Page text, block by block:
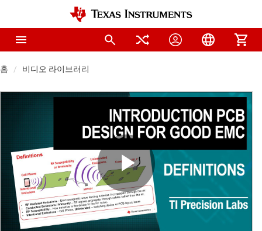
홈 비디오 라이브러리
Play